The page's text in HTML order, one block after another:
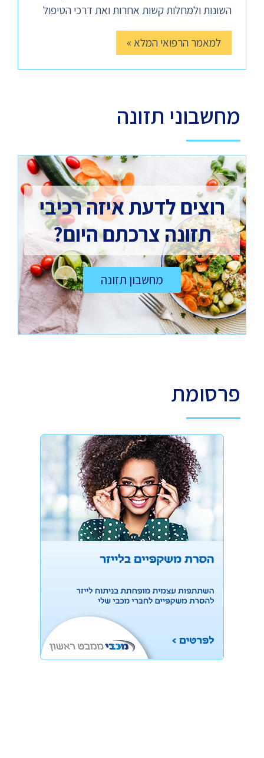
השונות ולמחלות קשות אחרות ואת דרכי הטיפול
למאמר הרפואי המלא »
מחשבוני תזונה
רוצים לדעת איזה רכיבי
תזונה צרכתם היום?
מחשבון תזונה
פרסומת